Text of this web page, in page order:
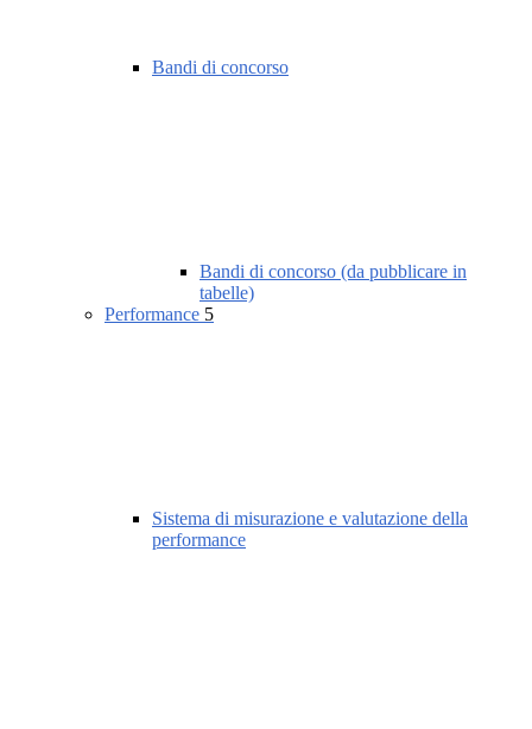
Bandi di concorso
Bandi di concorso (da pubblicare in
tabelle)
Performance 5
Sistema di misurazione e valutazione della
performance